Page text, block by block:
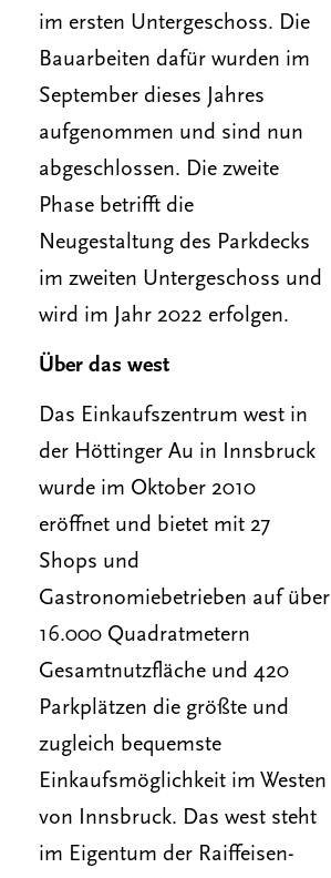
im ersten Untergeschoss. Die
Bauarbeiten dafür wurden im
September dieses Jahres
aufgenommen und sind nun
abgeschlossen. Die zweite
Phase betrifft die
Neugestaltung des Parkdecks
im zweiten Untergeschoss und
wird im Jahr 2022 erfolgen.
Über das west
Das Einkaufszentrum west in
der Höttinger Au in Innsbruck
wurde im Oktober 2010
eröffnet und bietet mit 27
Shops und
Gastronomiebetrieben auf über
16.000 Quadratmetern
Gesamtnutzfläche und 420
Parkplätzen die größte und
zugleich bequemste
Einkaufsmöglichkeit im Westen
von Innsbruck. Das west steht
im Eigentum der Raiffeisen-